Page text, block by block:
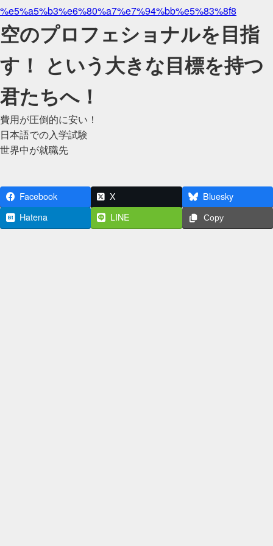
%e5%a5%b3%e6%80%a7%e7%94%bb%e5%83%8f8
空のプロフェショナルを目指
す！ という大きな目標を持つ
君たちへ！
費用が圧倒的に安い！
日本語での入学試験
世界中が就職先
Facebook X
Bluesky
Hatena
LINE Copy